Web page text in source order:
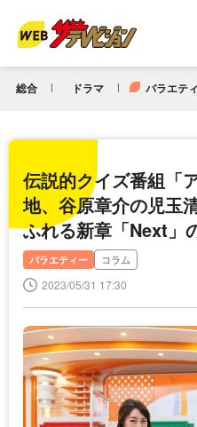
総合 ドラマ バラエテ
伝説的クイズ番組「
地、谷原章介の児玉
ふれる新章「Next」
バラエティー コラム
2023/05/31 17:30